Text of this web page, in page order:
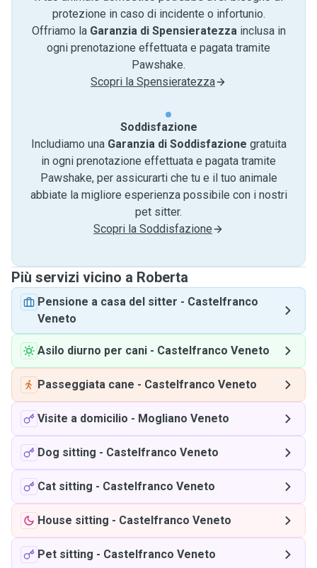
protezione in caso di incidente o infortunio.
Offriamo la Garanzia di Spensieratezzainclusa in
ogni prenotazione effettuata e pagata tramite
Pawshake.
Scopri la Spensieratezza
Soddisfazione
Includiamo una Garanzia di Soddisfazione gratuita
in ogni prenotazione effettuata e pagata tramite
Pawshake, per assicurarti che tu e il tuo animale
abbiate la migliore esperienza possibile con i nostri
pet sitter.
Scopri la Soddisfazione
Più servizi vicino a Roberta
Pensione a casa del sitter - Castelfranco
Veneto
Asilo diurno per cani - Castelfranco Veneto
Passeggiata cane - Castelfranco Veneto
Visite a domicilio - Mogliano Veneto
Dog sitting - Castelfranco Veneto
Cat sitting - Castelfranco Veneto
House sitting - Castelfranco Veneto
Pet sitting - Castelfranco Veneto